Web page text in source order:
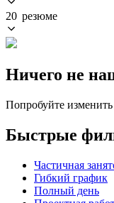
20 резюме
Ничего не
Попробуйте
Быстрые
Частичная
Гибкий график
Полный день